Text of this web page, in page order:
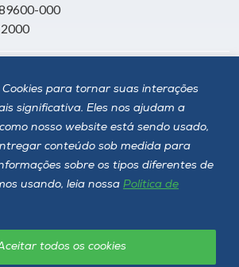
Cookies para tornar suas interações
significativa. Eles nos ajudam a
nosso website está sendo usado,
conteúdo sob medida para
sobre os tipos diferentes de
usando, leia nossa Política de
todos os cookies
89600-000
LGPD